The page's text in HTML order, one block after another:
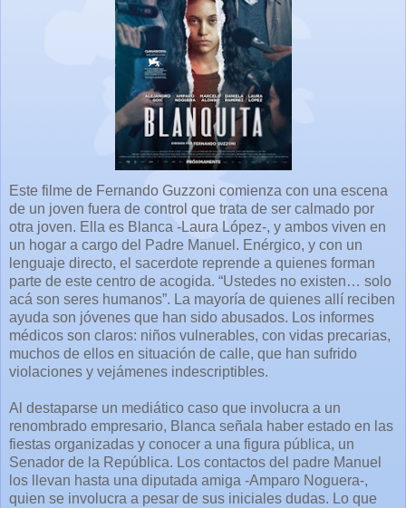
Este filme de Fernando Guzzoni comienza con una escena
de un joven fuera de control que trata de ser calmado por
otra joven. Ella es Blanca -Laura López-, y ambos viven en
un hogar a cargo del Padre Manuel. Enérgico, y con un
lenguaje directo, el sacerdote reprende a quienes forman
parte de este centro de acogida. “Ustedes no existen… solo
acá son seres humanos”. La mayoría de quienes allí reciben
ayuda son jóvenes que han sido abusados. Los informes
médicos son claros: niños vulnerables, con vidas precarias,
muchos de ellos en situación de calle, que han sufrido
violaciones y vejámenes indescriptibles.
Al destaparse un mediático caso que involucra a un
renombrado empresario, Blanca señala haber estado en las
fiestas organizadas y conocer a una figura pública, un
Senador de la República. Los contactos del padre Manuel
los llevan hasta una diputada amiga -Amparo Noguera-,
quien se involucra a pesar de sus iniciales dudas. Lo que